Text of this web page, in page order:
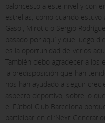
baloncesto a este nivel y con
estrellas, como cuando
Gasol, Mirotic o Sergio
pasado por aquí y que luego
es la oportunidad de verlos
También debo agradecer a
la predisposición que han
nos han ayudado a seguir
aspecto deportivo, sobre lo
el Fútbol Club Barcelona
participar en el ‘Next